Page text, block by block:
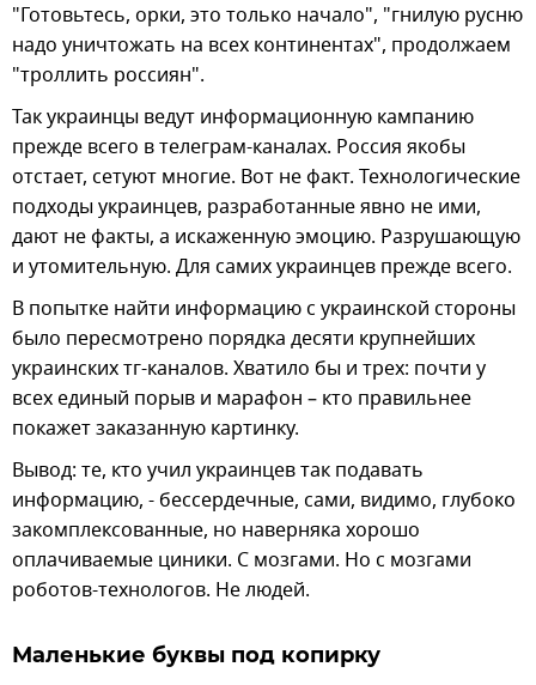
"Готовьтесь, орки, это только начало", "гнилую русню
надо уничтожать на всех континентах", продолжаем
"троллить россиян".
Так украинцы ведут информационную кампанию
прежде всего в телеграм-каналах. Россия якобы
отстает, сетуют многие. Вот не факт. Технологические
подходы украинцев, разработанные явно не ими,
дают не факты, а искаженную эмоцию. Разрушающую
и утомительную. Для самих украинцев прежде всего.
В попытке найти информацию с украинской стороны
было пересмотрено порядка десяти крупнейших
украинских тг-каналов. Хватило бы и трех: почти у
всех единый порыв и марафон – кто правильнее
покажет заказанную картинку.
Вывод: те, кто учил украинцев так подавать
информацию, - бессердечные, сами, видимо, глубоко
закомплексованные, но наверняка хорошо
оплачиваемые циники. С мозгами. Но с мозгами
роботов-технологов. Не людей.
Маленькие буквы под копирку